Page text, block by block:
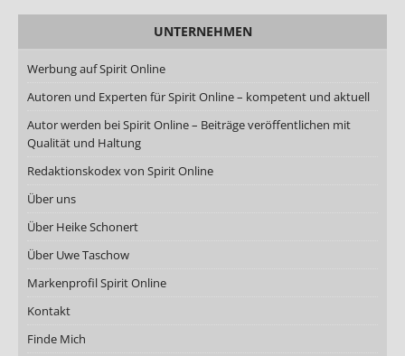
UNTERNEHMEN
Werbung auf Spirit Online
Autoren und Experten für Spirit Online – kompetent und aktuell
Autor werden bei Spirit Online – Beiträge veröffentlichen mit
Qualität und Haltung
Redaktionskodex von Spirit Online
Über uns
Über Heike Schonert
Über Uwe Taschow
Markenprofil Spirit Online
Kontakt
Finde Mich